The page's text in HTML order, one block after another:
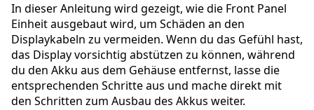
In dieser Anleitung wird gezeigt, wie die Front Panel
Einheit ausgebaut wird, um Schäden an den
Displaykabeln zu vermeiden. Wenn du das Gefühl hast,
das Display vorsichtig abstützen zu können, während
du den Akku aus dem Gehäuse entfernst, lasse die
entsprechenden Schritte aus und mache direkt mit
den Schritten zum Ausbau des Akkus weiter.